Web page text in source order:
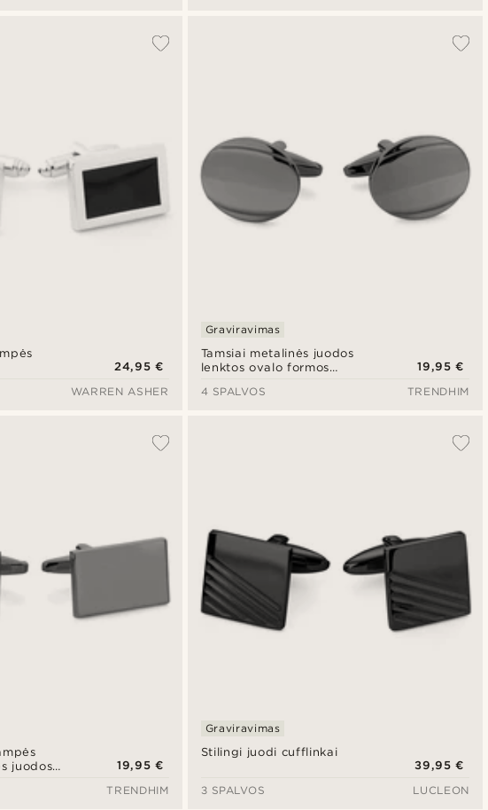
24,95 €
WARREN ASHER
Tamsiai metalinės juodos
lenktos ovalo formos
Graviravimas
19,95 €
4 SPALVOS
TRENDHIM
juodos
19,95 €
TRENDHIM
Stilingi juodi cufflinkai
Graviravimas
39,95 €
3 SPALVOS
LUCLEON